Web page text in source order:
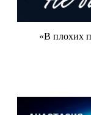
«В плохих